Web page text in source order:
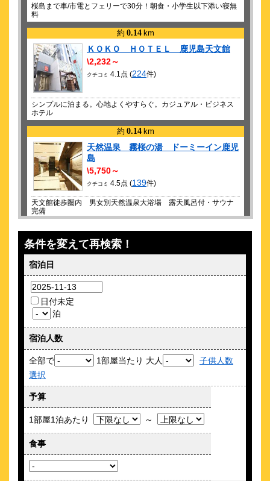
桜島まで車/市電とフェリーで30分！朝食・小学生以下添い寝無
料
約 0.14 km
ＫＯＫＯ ＨＯＴＥＬ 鹿児島天文館
\2,232～
クチコミ 4.1点 (224件)
シンプルに泊まる。心地よくやすらぐ。カジュアル・ビジネス
ホテル
約 0.14 km
天然温泉 霧桜の湯 ドーミーイン鹿児
島
\5,750～
クチコミ 4.5点 (139件)
天文館徒歩圏内 男女別天然温泉大浴場 露天風呂付・サウナ
完備
約 0.15 km
レム鹿児島
天文館すぐ！全室チェックアウト12時までの最大22時間ステ
イ！
約 0.16 km
\4,210～
お得なクーポン配布中◎天文館ど真ん中！大浴場で上質なひと
ときを
約 0.18
\3,800～
4.1点 (
条件を変えて再検索！
宿泊日
日付未定
泊
宿泊人数
全部で 1部屋当たり 大人
子供人数
選択
予算
1部屋1泊あたり ～
食事